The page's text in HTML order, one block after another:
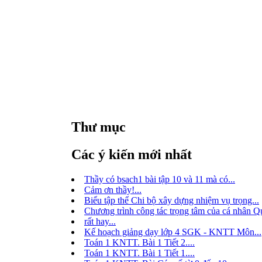
Thư mục
Các ý kiến mới nhất
Thầy có bsach1 bài tập 10 và 11 mà có...
Cảm ơn thầy!...
Biểu tập thể Chi bộ xây dựng nhiệm vụ trọng...
Chương trình công tác trọng tâm của cá nhân
rất hay...
Kế hoạch giảng dạy lớp 4 SGK - KNTT Môn...
Toán 1 KNTT. Bài 1 Tiết 2....
Toán 1 KNTT. Bài 1 Tiết 1....